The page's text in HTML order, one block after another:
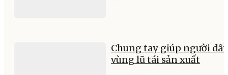
Chung tay giúp người
vùng lũ tái sản xuất